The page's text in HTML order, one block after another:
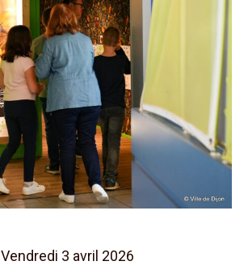
Vendredi 3 avril 2026